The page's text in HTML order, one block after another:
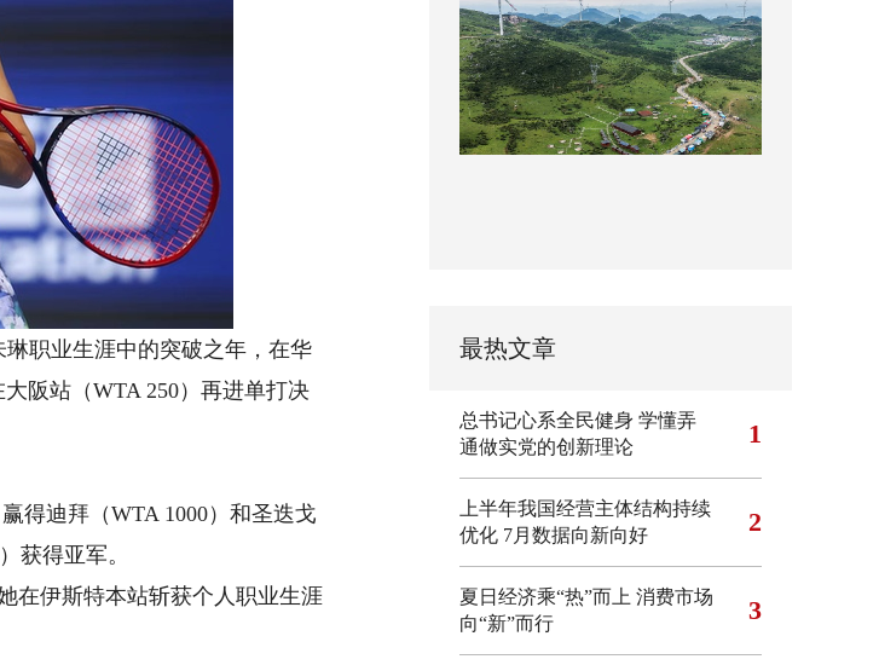
职业生涯中的突破之年，在华
阪站（WTA 250）再进单打决
迪拜（WTA 1000）和圣迭戈
获得亚军。
伊斯特本站斩获个人职业生涯
最热文章
总书记心系全民健身 学懂弄
通做实党的创新理论
1
上半年我国经营主体结构持续
优化 7月数据向新向好 2
夏日经济乘“热”而上 消费市场
向“新”而行
3